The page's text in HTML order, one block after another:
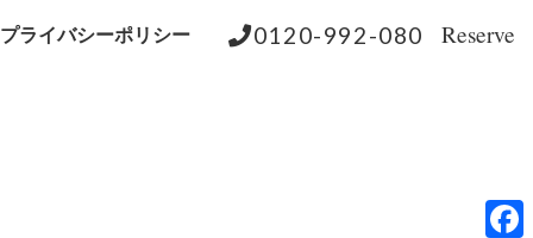
0120-992-080 Reserve
プライバシーポリシー